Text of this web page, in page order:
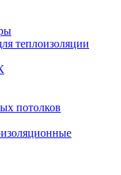
теплоизоляции
потолков